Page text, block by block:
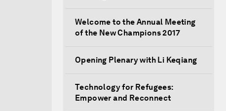
Welcome to the Annual Meeting
of the New Champions 2017
Opening Plenary with Li Keqiang
Technology for Refugees:
Empower and Reconnect